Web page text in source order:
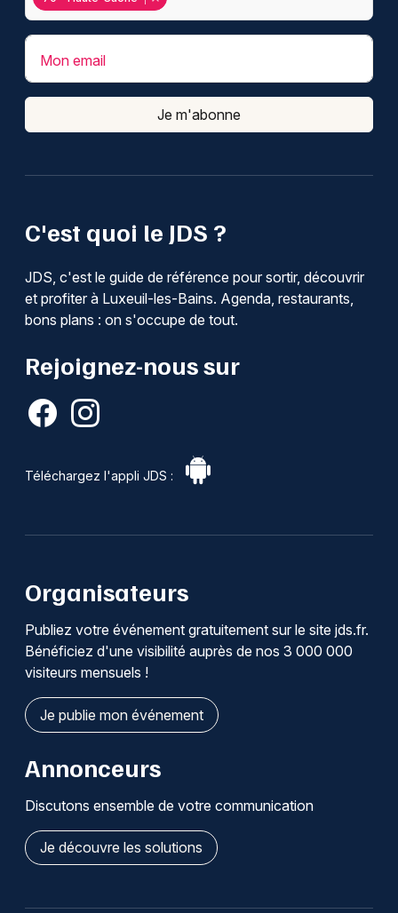
C'est quoi le JDS ?
JDS, c'est le guide de référence pour sortir, découvrir
et profiter à Luxeuil-les-Bains. Agenda, restaurants,
bons plans : on s'occupe de tout.
Rejoignez-nous sur
Téléchargez l'appli JDS :
Mon email
Je m'abonne
Organisateurs
Publiez votre événement gratuitement sur le site jds.fr.
Bénéficiez d'une visibilité auprès de nos 3 000 000
visiteurs mensuels !
Je publie mon événement
Annonceurs
Discutons ensemble de votre communication
Je découvre les solutions